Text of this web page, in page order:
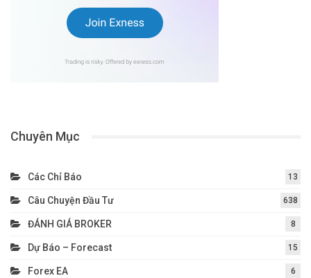
Chuyên Mục
Các Chỉ Báo 13
Câu Chuyện Đầu Tư 638
ĐÁNH GIÁ BROKER 8
Dự Báo – Forecast 15
Forex EA 6